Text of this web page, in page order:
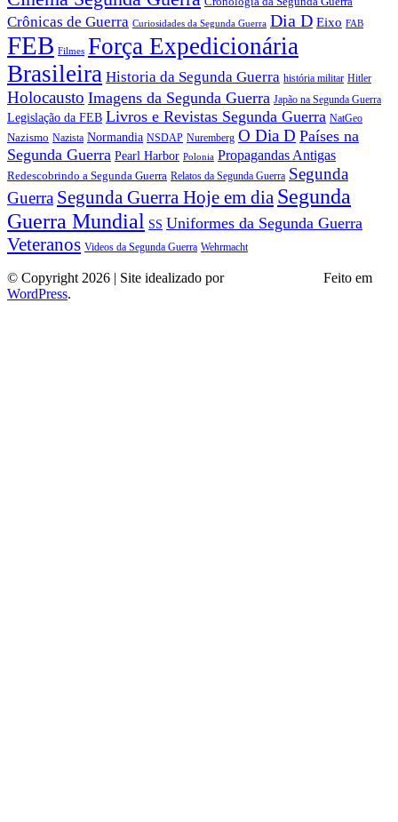
Crônicas de Guerra Curiosidades da Segunda Guerra Dia D Eixo FAB
FEB Filmes Força Expedicionária
Brasileira Historia da Segunda Guerra história militar Hitler
Holocausto Imagens da Segunda Guerra Japão na Segunda Guerra
Legislação da FEB Livros e Revistas Segunda Guerra NatGeo
Nazismo Nazista Normandia NSDAP Nuremberg O Dia D Países na
Segunda Guerra Pearl Harbor Polonia Propagandas Antigas
Redescobrindo a Segunda Guerra Relatos da Segunda Guerra Segunda
Guerra Segunda Guerra Hoje em dia Segunda
Guerra Mundial SS Uniformes da Segunda Guerra
Veteranos Videos da Segunda Guerra Wehrmacht
© Copyright 2026 | Site idealizado por
Feito em
WordPress.